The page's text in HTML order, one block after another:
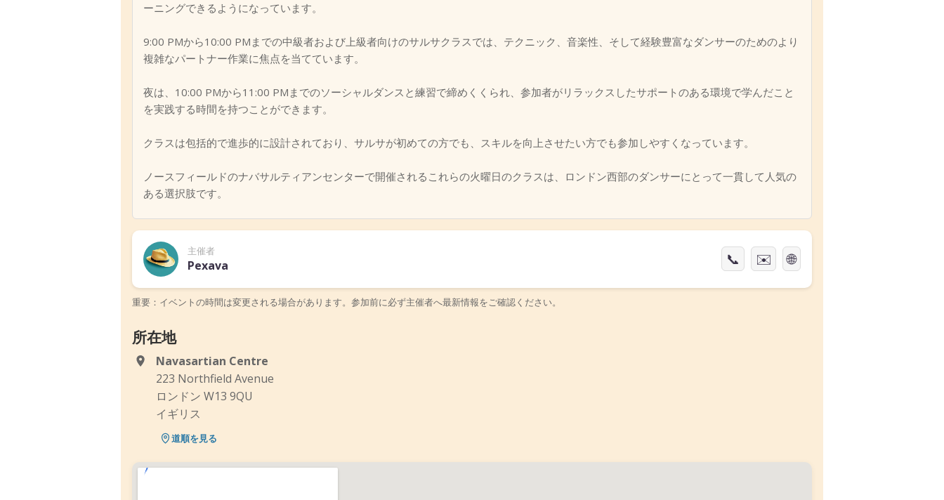
ーニングできるようになっています。
9:00 PMから10:00 PMまでの中級者および上級者向けのサルサクラスでは、テクニック、音楽性、そして経験豊富なダンサーのためのより
複雑なパートナー作業に焦点を当てています。
夜は、10:00 PMから11:00 PMまでのソーシャルダンスと練習で締めくくられ、参加者がリラックスしたサポートのある環境で学んだこと
を実践する時間を持つことができます。
クラスは包括的で進歩的に設計されており、サルサが初めての方でも、スキルを向上させたい方でも参加しやすくなっています。
ノースフィールドのナバサルティアンセンターで開催されるこれらの火曜日のクラスは、ロンドン西部のダンサーにとって一貫して人気の
ある選択肢です。
主催者
Pexava 📞 ✉️ 🌐
重要：イベントの時間は変更される場合があります。参加前に必ず主催者へ最新情報をご確認ください。
所在地
Navasartian Centre
223 Northfield Avenue
ロンドン W13 9QU
イギリス
道順を見る